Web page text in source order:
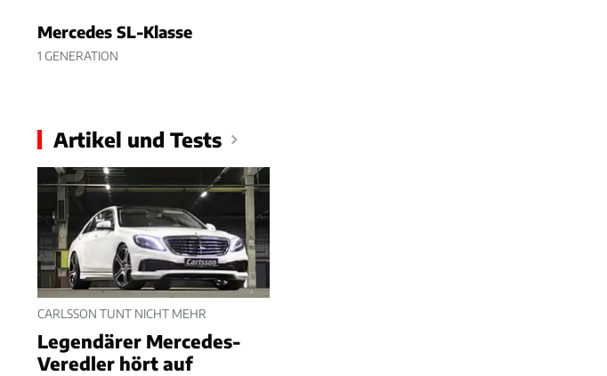
Mercedes SL-Klasse
1 GENERATION
Artikel und Tests
CARLSSON TUNT NICHT MEHR
Legendärer Mercedes-
Veredler hört auf